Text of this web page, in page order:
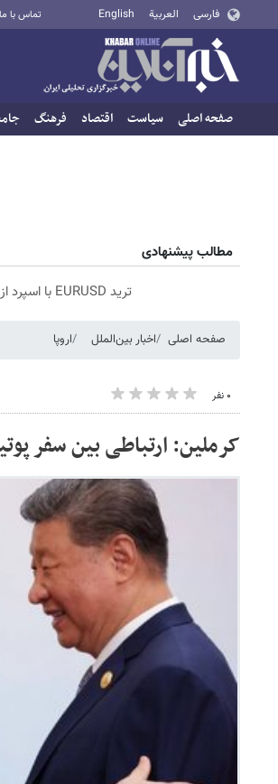
فارسی العربية English تماس با ما
صفحه اصلی سیاست اقتصاد فرهنگ
مطالب پیشنهادی
ترید EURUSD با اسپرد از صفر پیپ
صفحه اصلی اخبار بین‌الملل اروپا
۰ نفر
کرملین: ارتباطی بین سفر